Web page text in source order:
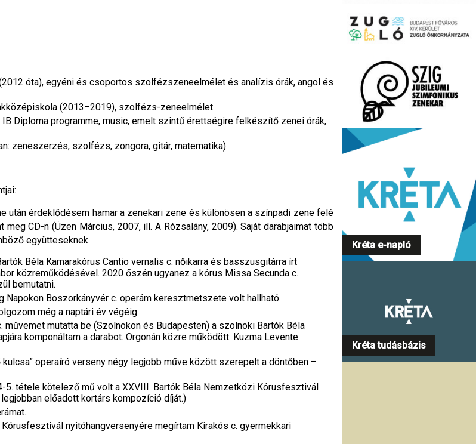
óta), egyéni és csoportos szolfézszeneelmélet és analízis órák, angol és
(2013–2019), szolfézs-zeneelmélet
IB Diploma programme, music, emelt szintű érettségire felkészítő zenei órák,
zeneszerzés, szolfézs, zongora, gitár, matematika).
után érdeklődésem hamar a zenekari zene és különösen a színpadi zene felé
CD-n (Üzen Március, 2007, ill. A Rózsalány, 2009). Saját darabjaimat több
együtteseknek.
Béla Kamarakórus Cantio vernalis c. nőikarra és basszusgitárra írt
közreműködésével. 2020 őszén ugyanez a kórus Missa Secunda c.
bemutatni.
Napokon Boszorkányvér c. operám keresztmetszete volt hallható.
még a naptári év végéig.
mutatta be (Szolnokon és Budapesten) a szolnoki Bartók Béla
komponáltam a darabot. Orgonán közre működött: Kuzma Levente.
operaíró verseny négy legjobb műve között szerepelt a döntőben –
5. tétele kötelező mű volt a XXVIII. Bartók Béla Nemzetközi Kórusfesztivál
előadott kortárs kompozíció díját.)
nyitóhangversenyére megírtam Kirakós c. gyermekkari
Kréta e-napló
Kréta tudásbázis